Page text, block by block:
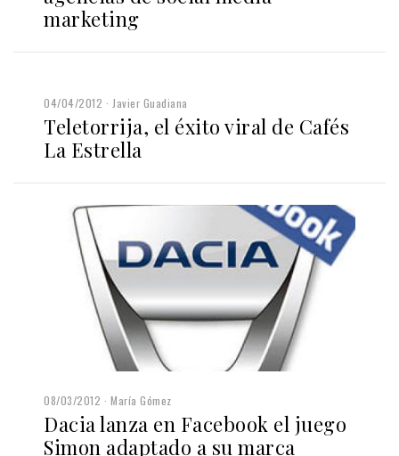
marketing
04/04/2012 Javier Guadiana
Teletorrija, el éxito viral de Cafés
La Estrella
08/03/2012 María Gómez
Dacia lanza en Facebook el juego
Simon adaptado a su marca